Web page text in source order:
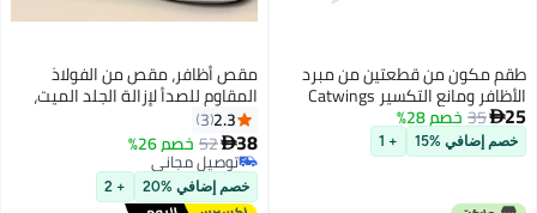
مقص أظافر، مقص من الفولاذ
المقاوم للصدأ لإزالة الجلد الميت،
أدوات مانيكير، مناسب للأظافر التي
تنمو تحت الجلد - أبيض
2.3
3
38
52خصم 26%
توصيل مجاني